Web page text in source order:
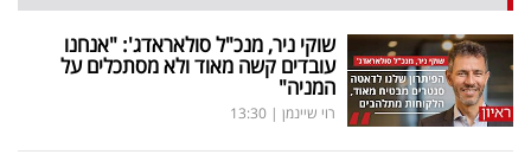
שוקי ניר, מנכ"ל סולאראדג': "אנחנו
עובדים קשה מאוד ולא מסתכלים על
המניה"
רוי שיינמן |
13:30